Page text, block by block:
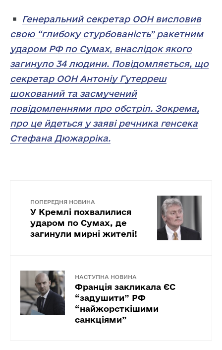
Генеральний секретар ООН висловив
свою “глибоку стурбованість” ракетним
ударом РФ по Сумах, внаслідок якого
загинуло 34 людини. Повідомляється, що
секретар ООН Антоніу Гутерреш
шокований та засмучений
повідомленнями про обстріл. Зокрема,
про це йдеться у заяві речника генсека
Стефана Дюжарріка.
ПОПЕРЕДНЯ НОВИНА
У Кремлі похвалилися
ударом по Сумах, де
загинули мирні жителі!
НАСТУПНА НОВИНА
Франція закликала ЄС
“задушити” РФ
“найжорсткішими
санкціями”